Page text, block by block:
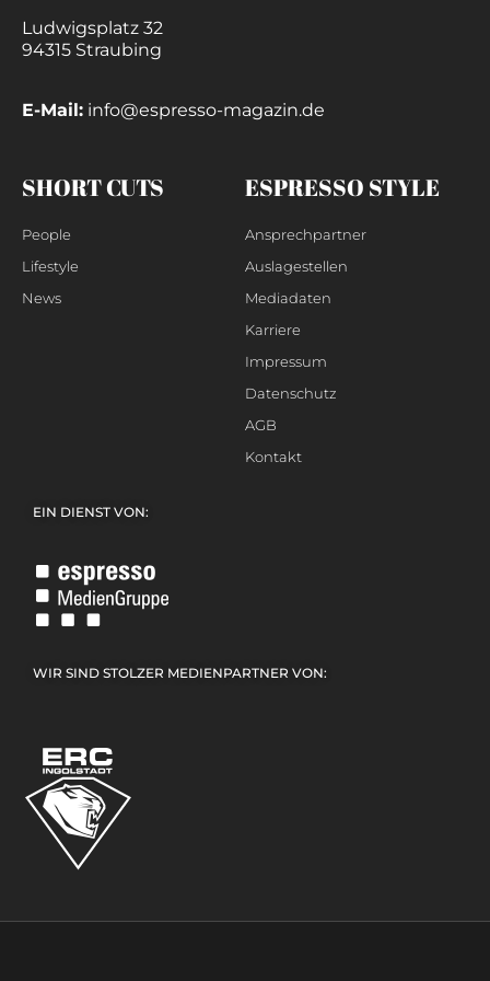
Ludwigsplatz 32
94315 Straubing
E-Mail: info@espresso-magazin.de
SHORT CUTS
People
Lifestyle
News
ESPRESSO STYLE
Ansprechpartner
Auslagestellen
Mediadaten
Karriere
Impressum
Datenschutz
AGB
Kontakt
EIN DIENST VON:
WIR SIND STOLZER MEDIENPARTNER VON: